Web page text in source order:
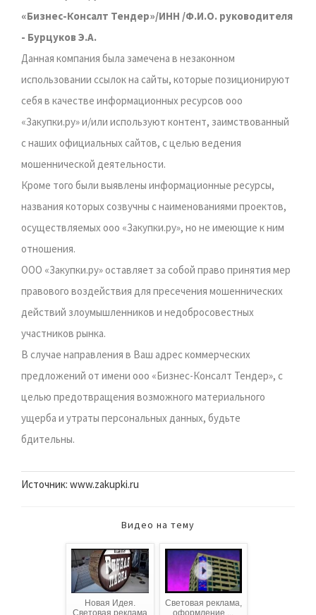
«Бизнес-Консалт Тендер»/ИНН /Ф.И.О. руководителя
- Бурцуков Э.А.
Данная компания была замечена в незаконном
использовании ссылок на сайты, которые позиционируют
себя в качестве информационных ресурсов ооо
«Закупки.ру» и/или используют контент, заимствованный
с наших официальных сайтов, с целью ведения
мошеннической деятельности.
Кроме того были выявлены информационные ресурсы,
названия которых созвучны с наименованиями проектов,
осуществляемых ооо «Закупки.ру», но не имеющие к ним
отношения.
ООО «Закупки.ру» оставляет за собой право принятия мер
правового воздействия для пресечения мошеннических
действий злоумышленников и недобросовестных
участников рынка.
В случае направления в Ваш адрес коммерческих
предложений от имени ооо «Бизнес-Консалт Тендер», с
целью предотвращения возможного материального
ущерба и утраты персональных данных, будьте
бдительны.
Источник: www.zakupki.ru
Видео на тему
Новая Идея.
Световая реклама,